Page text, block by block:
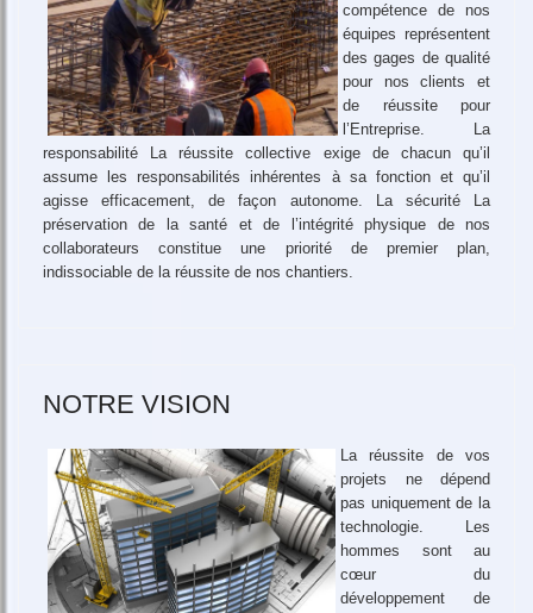
compétence de nos
équipes représentent
des gages de qualité
pour nos clients et
de réussite pour
l’Entreprise. La
responsabilité La réussite collective exige de chacun qu’il
assume les responsabilités inhérentes à sa fonction et qu’il
agisse efficacement, de façon autonome. La sécurité La
préservation de la santé et de l’intégrité physique de nos
collaborateurs constitue une priorité de premier plan,
indissociable de la réussite de nos chantiers.
NOTRE VISION
La réussite de vos
projets ne dépend
pas uniquement de la
technologie. Les
hommes sont au
cœur du
développement de